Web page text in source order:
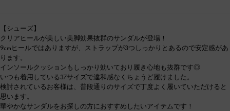
【シューズ】
クリアヒールが美しい美脚効果抜群のサンダルが登場！
9cmヒールではありますが、ストラップが3つしっかりとあるので安定感があ
ります。
インソールクッションもしっかり効いており履き心地も抜群です◎
いつも着用している37サイズで違和感なくちょうど履けました。
検討されているお客様は、普段通りのサイズで丁度よく履いていただけると
思います。
華やかなサンダルをお探しの方におすすめしたいアイテムです！